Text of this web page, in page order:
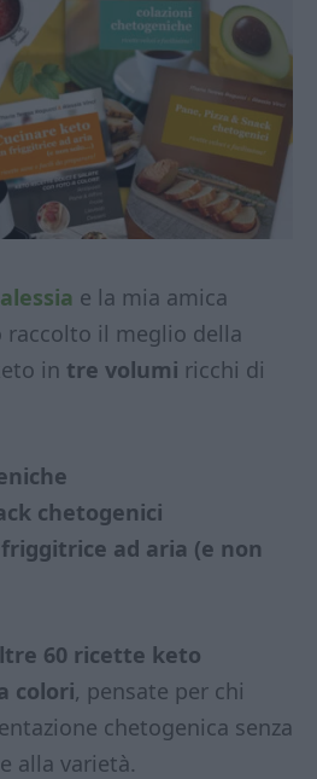
e la mia amica
raccolto il meglio della
in tre volumi ricchi di
chetogenici
ad aria (e non
60 ricette keto
colori, pensate per chi
chetogenica senza
alla varietà.